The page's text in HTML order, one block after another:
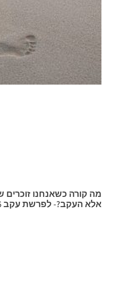
מה קורה כשאנחנו
אלא העקב?- לפרשת עקב 2026